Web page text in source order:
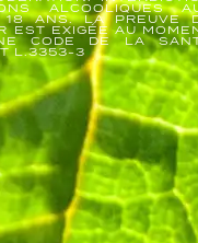
E-SHOP
VISITES
JOJO MAG
X CHEFS
MENTIONS LÉGALES
DE VENTE
ALCOOLIQUES
18 ANS. LA PREUVE
EST EXIGÉE AU
CODE DE LA
L.3353-3